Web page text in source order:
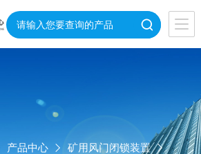
产品中心
矿用风门闭锁装置